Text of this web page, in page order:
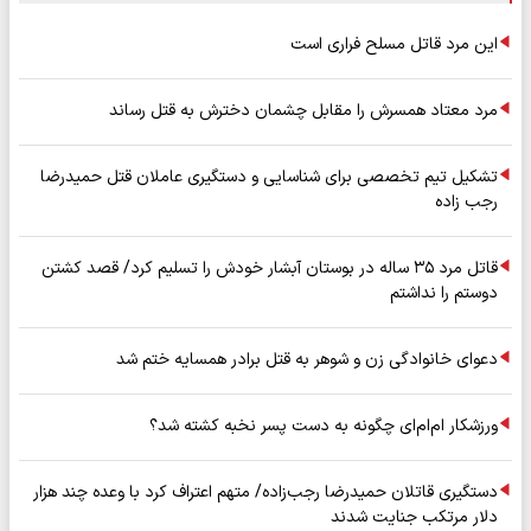
این مرد قاتل مسلح فراری است
مرد معتاد همسرش را مقابل چشمان دخترش به قتل رساند
تشکیل تیم تخصصی برای شناسایی و دستگیری عاملان قتل حمیدرضا
رجب زاده
قاتل مرد ۳۵ ساله در بوستان آبشار خودش را تسلیم کرد/ قصد کشتن
دوستم را نداشتم
دعوای خانوادگی زن و شوهر به قتل برادر همسایه ختم شد
ورزشکار ام‌ام‌ای چگونه به دست پسر نخبه کشته شد؟
دستگیری قاتلان حمیدرضا رجب‌زاده/ متهم اعتراف کرد با وعده چند هزار
دلار مرتکب جنایت شدند